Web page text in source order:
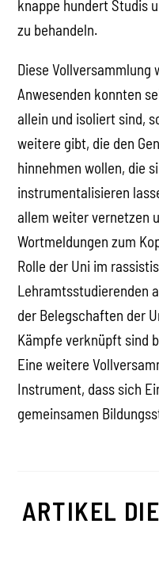
knappe hundert Studis
zu behandeln.
Diese Vollversammlung
Anwesenden konnten
allein und isoliert sind,
weitere gibt, die den
hinnehmen wollen, die
instrumentalisieren
allem weiter vernetzen
Wortmeldungen zum
Rolle der Uni im
Lehramtsstudierenden
der Belegschaften der
Kämpfe verknüpft sind
Eine weitere
Instrument, dass sich
gemeinsamen
ARTIKEL